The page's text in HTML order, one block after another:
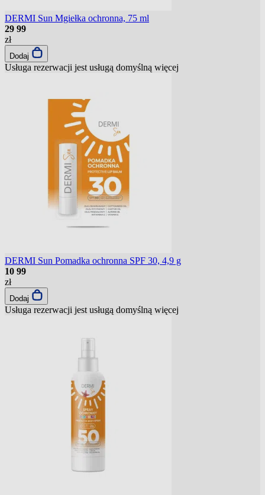
DERMI Sun Mgiełka ochronna, 75 ml
29 99
zł
Dodaj
Usługa rezerwacji jest usługą domyślną więcej
DERMI Sun Pomadka ochronna SPF 30, 4,9 g
10 99
zł
Dodaj
Usługa rezerwacji jest usługą domyślną więcej